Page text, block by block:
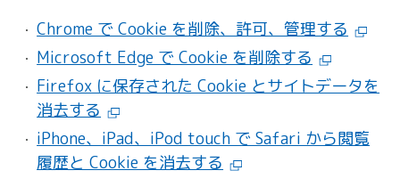
Chrome で Cookie を削除、許可、管理する
Microsoft Edge で Cookie を削除する
Firefox に保存された Cookie とサイトデータを
消去する
iPhone、iPad、iPod touch で Safari から閲覧
履歴と Cookie を消去する